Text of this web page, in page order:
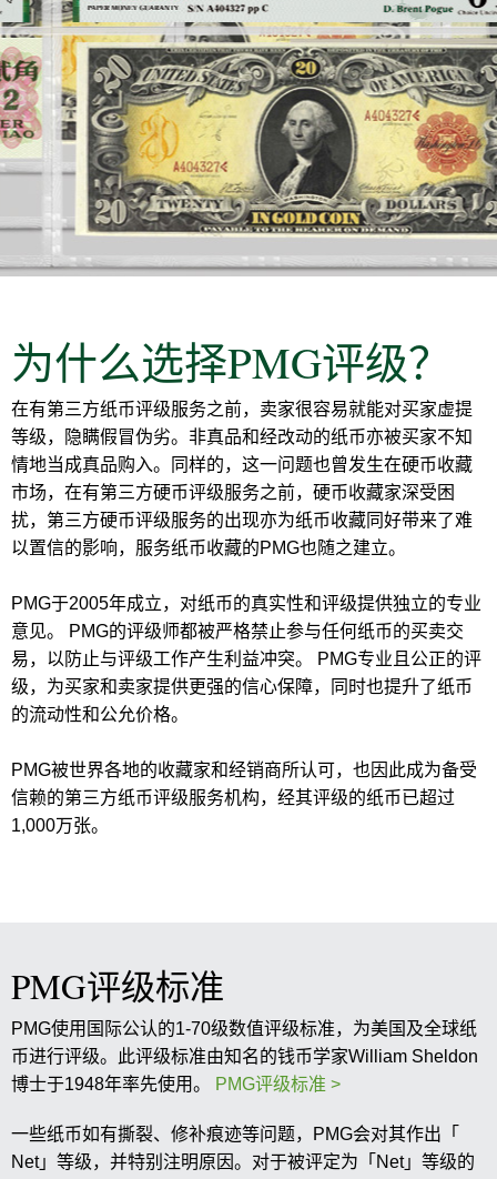
为什么选择PMG评级？
在有第三方纸币评级服务之前，卖家很容易就能对买家虚提
等级，隐瞒假冒伪劣。非真品和经改动的纸币亦被买家不知
情地当成真品购入。同样的，这一问题也曾发生在硬币收藏
市场，在有第三方硬币评级服务之前，硬币收藏家深受困
扰，第三方硬币评级服务的出现亦为纸币收藏同好带来了难
以置信的影响，服务纸币收藏的PMG也随之建立。
PMG于2005年成立，对纸币的真实性和评级提供独立的专业
意见。 PMG的评级师都被严格禁止参与任何纸币的买卖交
易，以防止与评级工作产生利益冲突。 PMG专业且公正的评
级，为买家和卖家提供更强的信心保障，同时也提升了纸币
的流动性和公允价格。
PMG被世界各地的收藏家和经销商所认可，也因此成为备受
信赖的第三方纸币评级服务机构，经其评级的纸币已超过
1,000万张。
PMG评级标准
PMG使用国际公认的1-70级数值评级标准，为美国及全球纸
币进行评级。此评级标准由知名的钱币学家William Sheldon
博士于1948年率先使用。
PMG评级标准 >
一些纸币如有撕裂、修补痕迹等问题，PMG会对其作出「
Net」等级，并特别注明原因。对于被评定为「Net」等级的